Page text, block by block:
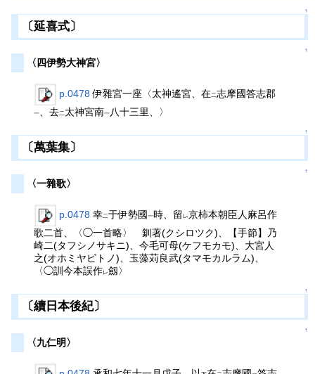
↑
〔延喜式〕
↑
〈四伊勢大神宮〉
p.0478 伊雜宮一座〈太神遙宮、在二志摩國答志郡
一 、去二 太神宮南一 八十三里、〉
↑
〔萬葉集〕
↑
〈一雜歌〉
p.0478 幸二于伊勢國一時、留 レ京柿本朝臣人麻呂作
歌二首、〈◯一首略〉 釧著(クシロツク)、【手節】乃
崎二(タフシノサキニ)、今毛可母(ケフモカモ)、大宮人
之(オホミヤビトノ)、玉藻苅良武(タマモカルラム)、
〈◯訓今本誤作レ劔〉
↑
〔續日本後紀〕
↑
〈九仁明〉